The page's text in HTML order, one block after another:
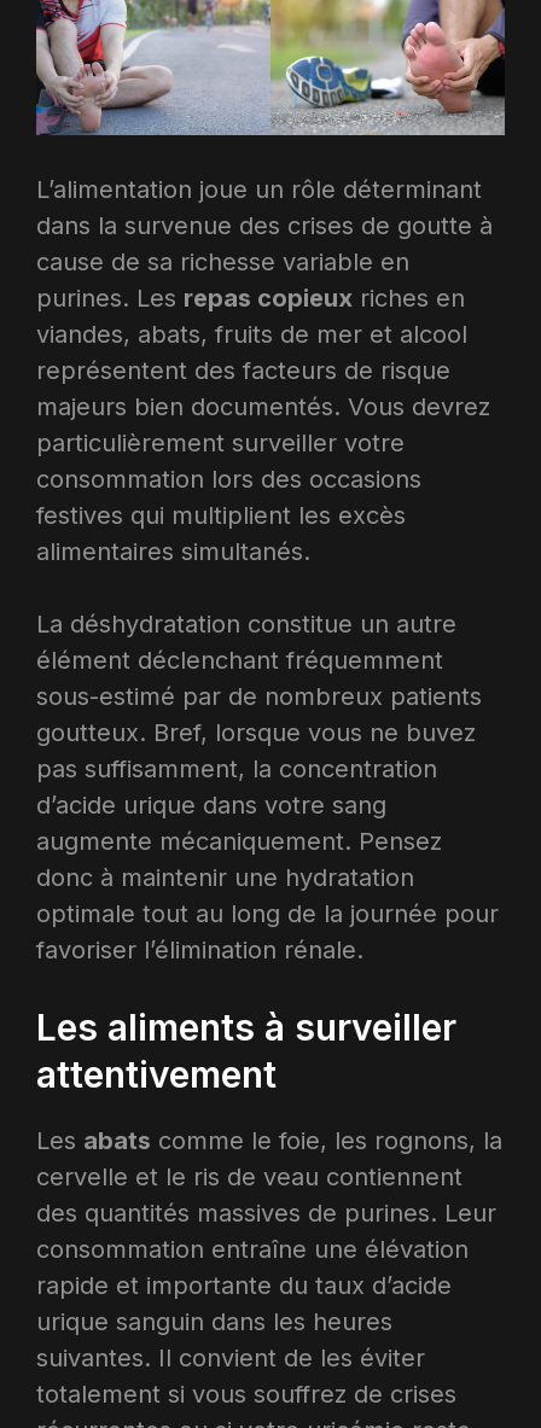
L’alimentation joue un rôle déterminant
dans la survenue des crises de goutte à
cause de sa richesse variable en
purines. Les repas copieux riches en
viandes, abats, fruits de mer et alcool
représentent des facteurs de risque
majeurs bien documentés. Vous devrez
particulièrement surveiller votre
consommation lors des occasions
festives qui multiplient les excès
alimentaires simultanés.​
La déshydratation constitue un autre
élément déclenchant fréquemment
sous-estimé par de nombreux patients
goutteux. Bref, lorsque vous ne buvez
pas suffisamment, la concentration
d’acide urique dans votre sang
augmente mécaniquement. Pensez
donc à maintenir une hydratation
optimale tout au long de la journée pour
favoriser l’élimination rénale​.
Les aliments à surveiller
attentivement
Les abats comme le foie, les rognons, la
cervelle et le ris de veau contiennent
des quantités massives de purines. Leur
consommation entraîne une élévation
rapide et importante du taux d’acide
urique sanguin dans les heures
suivantes. Il convient de les éviter
totalement si vous souffrez de crises